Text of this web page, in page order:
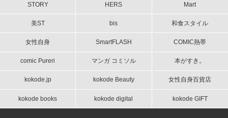
STORY HERS Mart
美ST bis 和食スタイル
女性自身 SmartFLASH COMIC熱帯
comic Pureri マンガ コミソル 本がすき。
kokode.jp kokode Beauty 女性自身百貨店
kokode books kokode digital kokode GIFT